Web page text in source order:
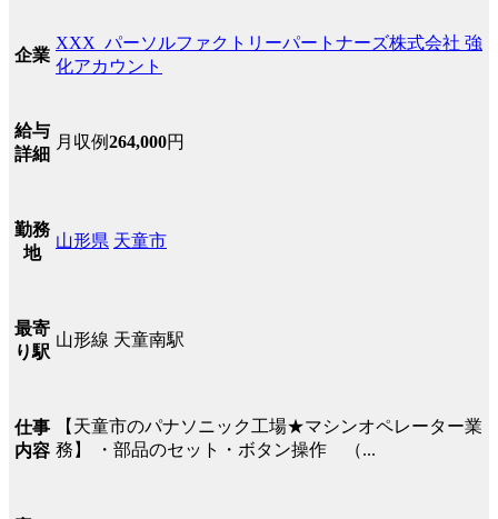
企業
XXX_パーソルファクトリーパートナーズ株式会社 強
化アカウント
給与
詳細
月収例264,000円
勤務
地
山形県 天童市
最寄
り駅
山形線 天童南駅
仕事
内容
【天童市のパナソニック工場★マシンオペレーター業
務】 ・部品のセット・ボタン操作 （...